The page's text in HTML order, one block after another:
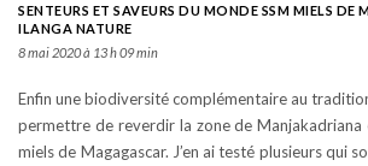
SENTEURS ET SAVEURS DU MONDE SSM MIELS DE
ILANGA NATURE
8 mai 2020 à 13 h 09 min
Enfin une biodiversité complémentaire au
permettre de reverdir la zone de Manjakadriana
miels de Magagascar. J’en ai testé plusieurs qui